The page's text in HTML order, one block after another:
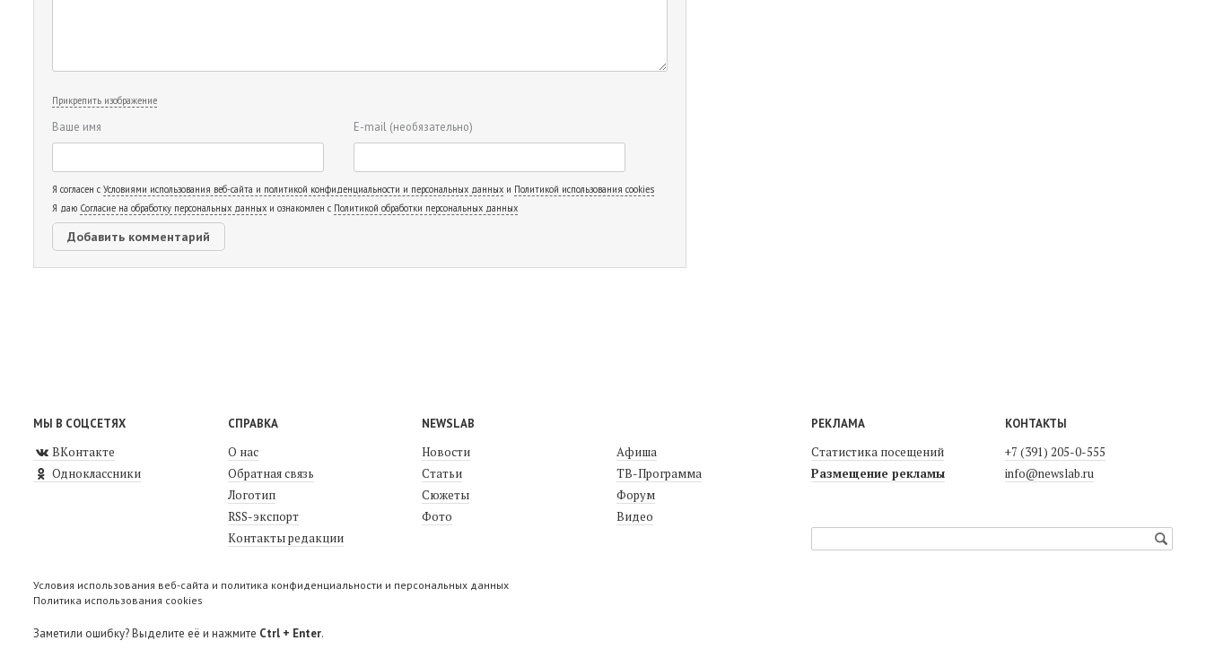
Прикрепить изображение
Ваше имя E-mail (необязательно)
Я согласен с Условиями использования веб-сайта и политикой конфиденциальности и персональных данных и Политикой использования cookies
Я даю Согласие на обработку персональных данных и ознакомлен с Политикой обработки персональных данных
МЫ В СОЦСЕТЯХ
ВКонтакте
Одноклассники
СПРАВКА
О нас
Обратная связь
Логотип
RSS-экспорт
Контакты редакции
NEWSLAB
Новости
Статьи
Сюжеты
Фото
Афиша
ТВ-Программа
Форум
Видео
РЕКЛАМА
Статистика посещений
Размещение рекламы
КОНТАКТЫ
+7 (391) 205-0-555
info@newslab.ru
Условия использования веб-сайта и политика конфиденциальности и персональных данных
Политика использования cookies
Заметили ошибку? Выделите её и нажмите Ctrl + Enter.